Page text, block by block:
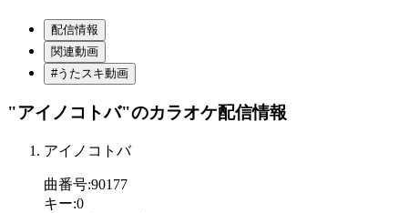
配信情報
関連動画
#うたスキ動画
"アイノコトバ"のカラオケ配信情報
アイノコトバ
曲番号:90177
キー:0